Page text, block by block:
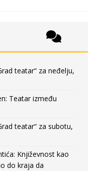
teatar“ za neđelju,
Teatar između
teatar“ za subotu,
Književnost kao
do kraja da